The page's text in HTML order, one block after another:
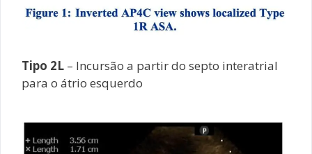
Tipo 2L – Incursão a partir do septo interatrial
para o átrio esquerdo